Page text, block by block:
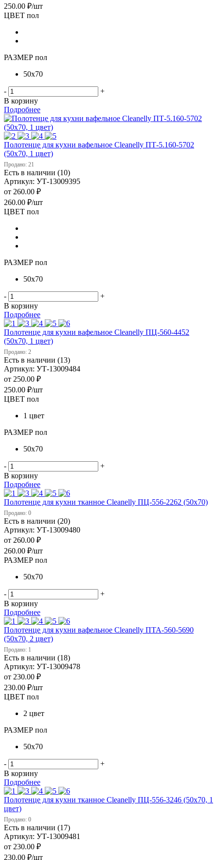
250.00 ₽/шт
ЦВЕТ пол
РАЗМЕР пол
50х70
-
+
В корзину
Подробнее
Полотенце для кухни вафельное Cleanelly ПТ-5.160-5702
(50х70, 1 цвет)
Продано: 21
Есть в наличии (10)
Артикул: УТ-13009395
от 260.00 ₽
260.00 ₽/шт
ЦВЕТ пол
РАЗМЕР пол
50х70
-
+
В корзину
Подробнее
Полотенце для кухни вафельное Cleanelly ПЦ-560-4452
(50х70, 1 цвет)
Продано: 2
Есть в наличии (13)
Артикул: УТ-13009484
от 250.00 ₽
250.00 ₽/шт
ЦВЕТ пол
1 цвет
РАЗМЕР пол
50х70
-
+
В корзину
Подробнее
Полотенце для кухни тканное Cleanelly ПЦ-556-2262 (50х70)
Продано: 0
Есть в наличии (20)
Артикул: УТ-13009480
от 260.00 ₽
260.00 ₽/шт
РАЗМЕР пол
50х70
-
+
В корзину
Подробнее
Полотенце для кухни вафельное Cleanelly ПТА-560-5690
(50х70, 2 цвет)
Продано: 1
Есть в наличии (18)
Артикул: УТ-13009478
от 230.00 ₽
230.00 ₽/шт
ЦВЕТ пол
2 цвет
РАЗМЕР пол
50х70
-
+
В корзину
Подробнее
Полотенце для кухни тканное Cleanelly ПЦ-556-3246 (50х70, 1
цвет)
Продано: 0
Есть в наличии (17)
Артикул: УТ-13009481
от 230.00 ₽
230.00 ₽/шт